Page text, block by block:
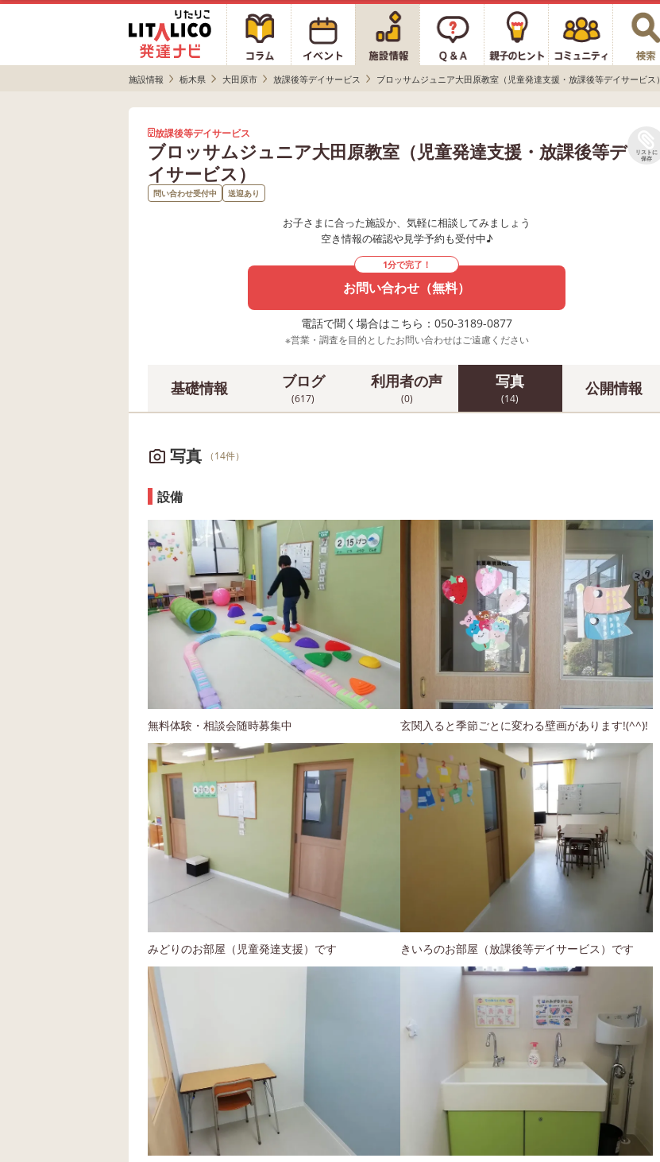
施設情報 栃木県 大田原市 放課後等デイサービス ブロッサムジュニア大田原教室（児童発達支援・放課後等デイサービス）
放課後等デイサービス
ブロッサムジュニア大田原教室（児童発達支援・放課後等デ
イサービス）
リストに
保存
問い合わせ受付中 送迎あり
お子さまに合った施設か、気軽に相談してみましょう
空き情報の確認や見学予約も受付中♪
1分で完了！
お問い合わせ（無料）
電話で聞く場合はこちら：050-3189-0877
※営業・調査を目的としたお問い合わせはご遠慮ください
基礎情報 ブログ
(617)
利用者の声
(0)
写真
(14)
公開情報
写真 （14件）
設備
無料体験・相談会随時募集中 玄関入ると季節ごとに変わる壁画があります!(^^)!
みどりのお部屋（児童発達支援）です きいろのお部屋（放課後等デイサービス）です